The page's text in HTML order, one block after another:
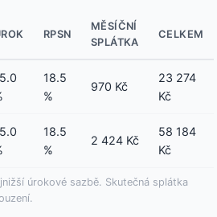
RPSN
MĚSÍČNÍ
SPLÁTKA
CELKEM
18.5
%
970 Kč
23 274
Kč
18.5
%
2 424 Kč
58 184
Kč
úrokové sazbě. Skutečná splátka